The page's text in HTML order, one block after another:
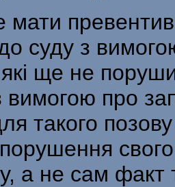
мати
суду з
ще не
вимогою про
такого
а не сам факт